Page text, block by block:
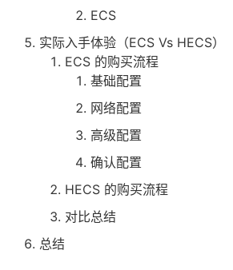
ECS
实际入手体验（ECS Vs HECS）
ECS 的购买流程
基础配置
网络配置
高级配置
确认配置
HECS 的购买流程
对比总结
总结